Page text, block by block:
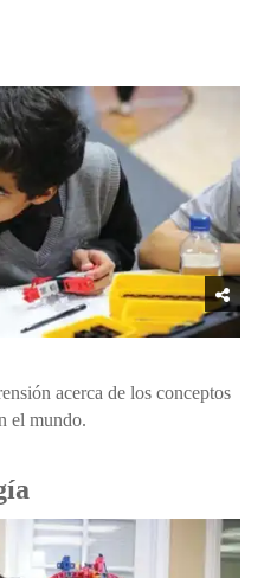
acerca de los conceptos
el mundo.